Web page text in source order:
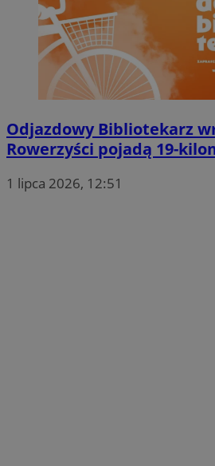
Odjazdowy Bibliotekarz
Rowerzyści pojadą 19-
1 lipca 2026, 12:51